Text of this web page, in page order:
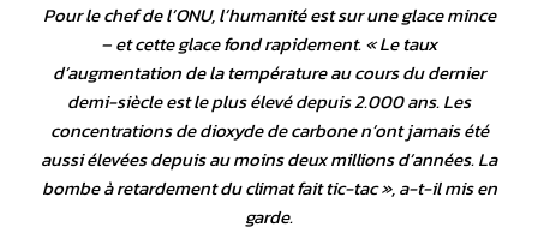
Pour le chef de l’ONU, l’humanité est sur une glace mince
– et cette glace fond rapidement. «Le taux
d’augmentation de la température au cours du dernier
demi-siècle est le plus élevé depuis 2.000 ans. Les
concentrations de dioxyde de carbone n’ont jamais été
aussi élevées depuis au moins deux millions d’années. La
bombe à retardement du climat fait tic-tac», a-t-il mis en
garde.